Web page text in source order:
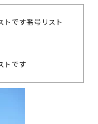
トです番号リスト
トです